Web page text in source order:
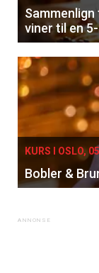
viner til en
KURS I OSLO,
Bobler &